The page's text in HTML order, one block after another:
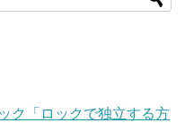
ク「ロックで独立する方